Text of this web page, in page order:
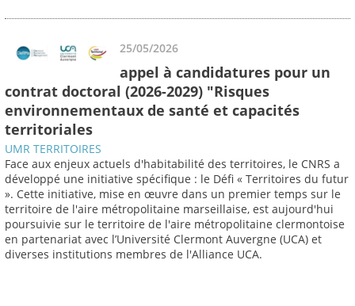
25/05/2026
appel à candidatures pour un
contrat doctoral (2026-2029) "Risques
environnementaux de santé et capacités
territoriales
UMR TERRITOIRES
Face aux enjeux actuels d'habitabilité des territoires, le CNRS a
développé une initiative spécifique : le Défi « Territoires du futur
». Cette initiative, mise en œuvre dans un premier temps sur le
territoire de l'aire métropolitaine marseillaise, est aujourd'hui
poursuivie sur le territoire de l'aire métropolitaine clermontoise
en partenariat avec l’Université Clermont Auvergne (UCA) et
diverses institutions membres de l'Alliance UCA.